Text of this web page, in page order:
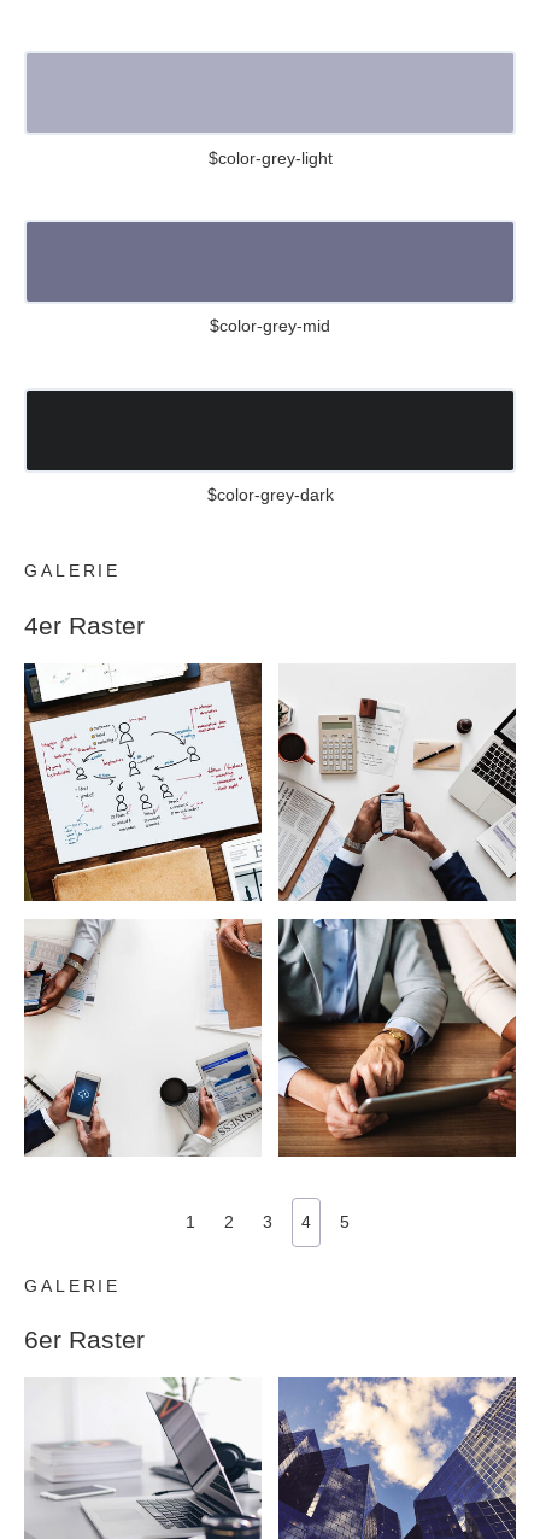
$color-grey-light
$color-grey-mid
$color-grey-dark
GALERIE
4er Raster
1 2 3 4 5
GALERIE
6er Raster